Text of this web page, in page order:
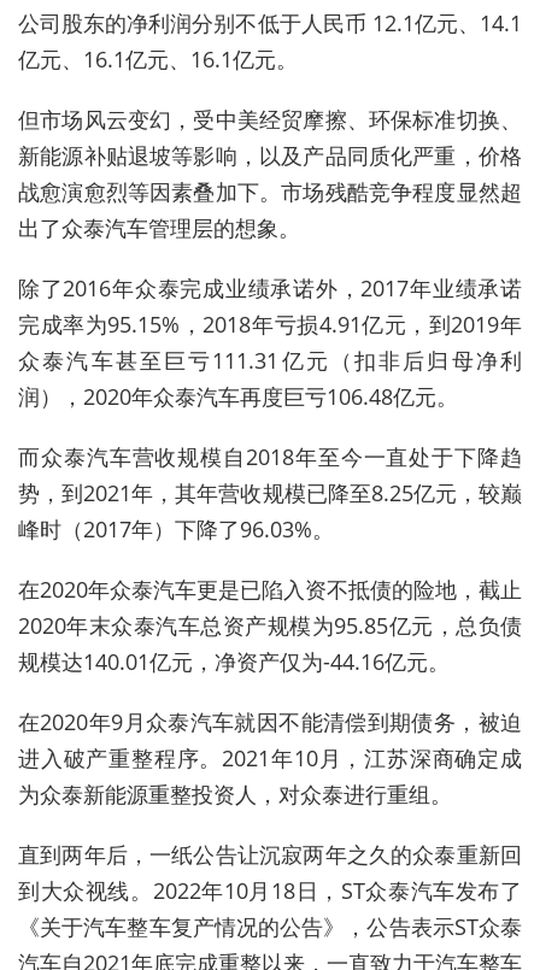
公司股东的净利润分别不低于人民币 12.1亿元、14.1
亿元、16.1亿元、16.1亿元。
但市场风云变幻，受中美经贸摩擦、环保标准切换、
新能源补贴退坡等影响，以及产品同质化严重，价格
战愈演愈烈等因素叠加下。市场残酷竞争程度显然超
出了众泰汽车管理层的想象。
除了2016年众泰完成业绩承诺外，2017年业绩承诺
完成率为95.15%，2018年亏损4.91亿元，到2019年
众泰汽车甚至巨亏111.31亿元（扣非后归母净利
润），2020年众泰汽车再度巨亏106.48亿元。
而众泰汽车营收规模自2018年至今一直处于下降趋
势，到2021年，其年营收规模已降至8.25亿元，较巅
峰时（2017年）下降了96.03%。
在2020年众泰汽车更是已陷入资不抵债的险地，截止
2020年末众泰汽车总资产规模为95.85亿元，总负债
规模达140.01亿元，净资产仅为-44.16亿元。
在2020年9月众泰汽车就因不能清偿到期债务，被迫
进入破产重整程序。2021年10月，江苏深商确定成
为众泰新能源重整投资人，对众泰进行重组。
直到两年后，一纸公告让沉寂两年之久的众泰重新回
到大众视线。2022年10月18日，ST众泰汽车发布了
《关于汽车整车复产情况的公告》，公告表示ST众泰
汽车自2021年底完成重整以来，一直致力于汽车整车